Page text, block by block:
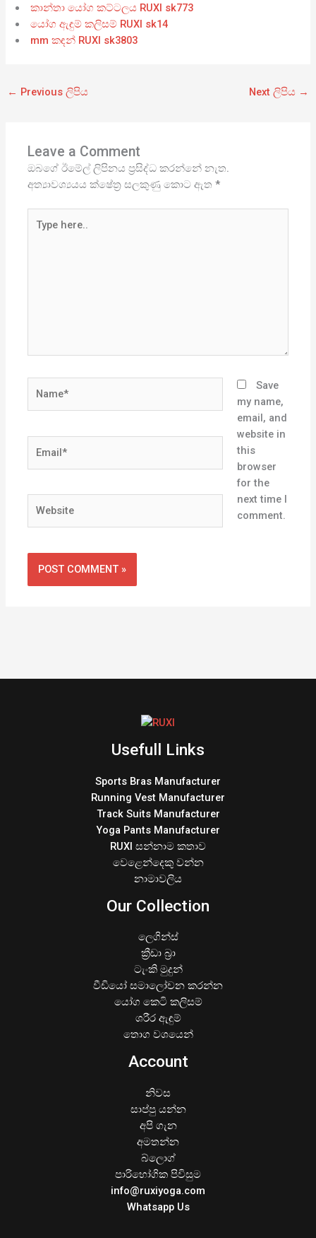
කාන්තා යෝග කට්ටලය RUXI sk773
යෝග ඇඳුම් කලිසම් RUXI sk14
mm කඳන් RUXI sk3803
← Previous ලිපිය Next ලිපිය →
Leave a Comment
ඔබගේ ඊමේල් ලිපිනය ප්‍රසිද්ධ කරන්නේ නැත.
අත්‍යාවශ්‍යයය ක්ෂේත්‍ර සලකුණු කොට ඇත*
here..
Save
my name,
email, and
website in
this
browser
for the
next time I
comment.
Usefull Links
Sports Bras Manufacturer
Running Vest Manufacturer
Track Suits Manufacturer
Yoga Pants Manufacturer
RUXI සන්නාම කතාව
වෙළෙන්දෙකු වන්න
නාමාවලිය
Our Collection
ලෙගින්ස්
ක්‍රීඩා බ්‍රා
ටැංකි මුදුන්
වීඩියෝ සමාලෝචන කරන්න
යෝග කෙටි කලිසම්
ශරීර ඇඳුම්
තොග වශයෙන්
Account
නිවස
සාප්පු යන්න
අපි ගැන
අමතන්න
බ්ලොග්
පාරිභෝගික පිවිසුම
info@ruxiyoga.com
Whatsapp Us